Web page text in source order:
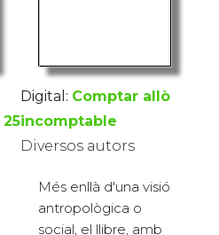
Digital: Comptar allò
incomptable
Diversos autors
Més enllà d'una visió
antropològica o
social, el llibre, amb